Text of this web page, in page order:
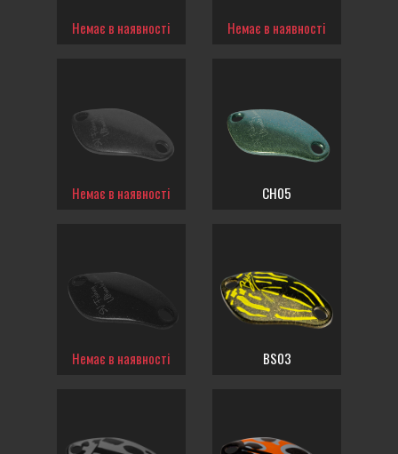
Немає в наявності Немає в наявності
Немає в наявності CH05
Немає в наявності BS03